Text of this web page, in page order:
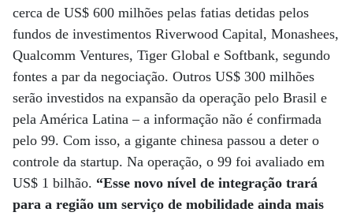
cerca de US$ 600 milhões pelas fatias detidas pelos
fundos de investimentos Riverwood Capital, Monashees,
Qualcomm Ventures, Tiger Global e Softbank, segundo
fontes a par da negociação. Outros US$ 300 milhões
serão investidos na expansão da operação pelo Brasil e
pela América Latina – a informação não é confirmada
pelo 99. Com isso, a gigante chinesa passou a deter o
controle da startup. Na operação, o 99 foi avaliado em
US$ 1 bilhão. “Esse novo nível de integração trará
para a região um serviço de mobilidade ainda mais